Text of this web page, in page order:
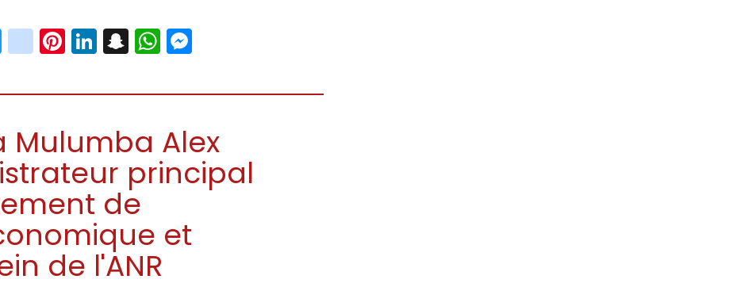
Twitter
instagram
Pinterest
LinkedIn
Snapchat
WhatsApp
Mulumba Alex
principal
de
et
de l'ANR